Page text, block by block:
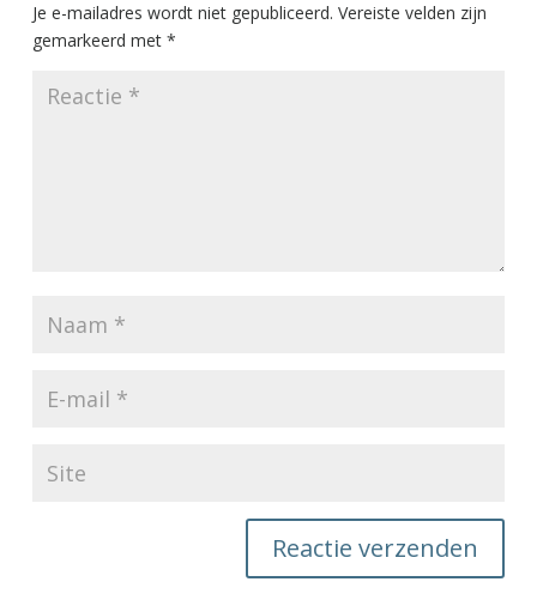
Je e-mailadres wordt niet gepubliceerd. Vereiste velden zijn
gemarkeerd met *